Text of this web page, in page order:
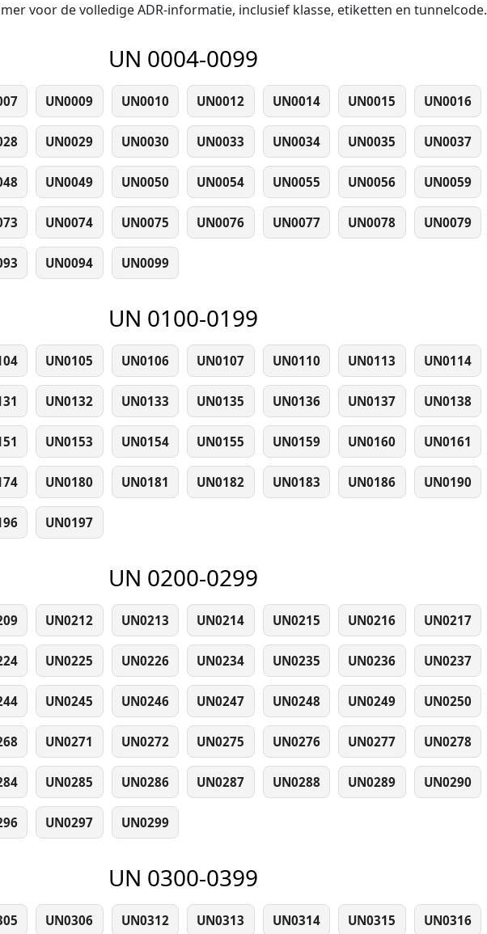
voor de volledige ADR-informatie, inclusief klasse, etiketten en tunnelcode.
UN 0004-0099
UN0009 UN0010 UN0012 UN0014 UN0015 UN0016
UN0029 UN0030 UN0033 UN0034 UN0035 UN0037
UN0049 UN0050 UN0054 UN0055 UN0056 UN0059
UN0074 UN0075 UN0076 UN0077 UN0078 UN0079
UN0094 UN0099
UN 0100-0199
UN0105 UN0106 UN0107 UN0110 UN0113 UN0114
UN0132 UN0133 UN0135 UN0136 UN0137 UN0138
UN0153 UN0154 UN0155 UN0159 UN0160 UN0161
UN0180 UN0181 UN0182 UN0183 UN0186 UN0190
UN0197
UN 0200-0299
UN0212 UN0213 UN0214 UN0215 UN0216 UN0217
UN0225 UN0226 UN0234 UN0235 UN0236 UN0237
UN0245 UN0246 UN0247 UN0248 UN0249 UN0250
UN0271 UN0272 UN0275 UN0276 UN0277 UN0278
UN0285 UN0286 UN0287 UN0288 UN0289 UN0290
UN0297 UN0299
UN 0300-0399
UN0306 UN0312 UN0313 UN0314 UN0315 UN0316